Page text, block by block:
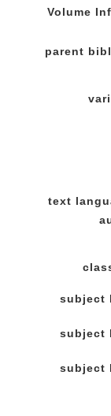
Volume
parent
text
subject
subject
subject